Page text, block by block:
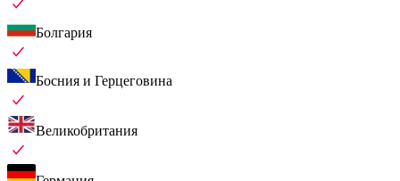
Болгария
Босния и Герцеговина
Великобритания